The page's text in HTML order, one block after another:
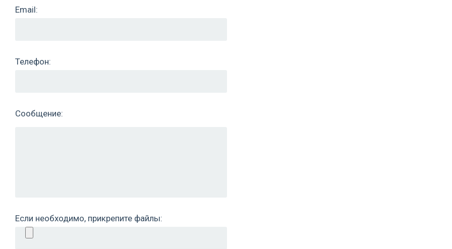
Email:
Телефон:
Сообщение:
Если необходимо, прикрепите файлы: